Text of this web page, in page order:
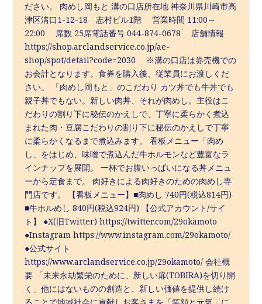
ださい。 肉めし岡もと 溝の口店所在地 神奈川県川崎市高
津区溝口1-12-18 志村ビル1階 営業時間 11:00～
22:00 席数 25席電話番号 044-874-0678 店舗情報
https://shop.arclandservice.co.jp/ae-
shop/spot/detail?code=2030 ※溝の口店は券売機での
お会計となります。食券を購入後、従業員にお渡しくだ
さい。 「肉めし岡もと」のこだわり カツ丼でも牛丼でも
親子丼でもない。新しい肉丼、それが肉めし。主役はこ
だわりの割り下に秘伝のかえしで、丁寧に柔らかく煮込
まれた肉・豆腐こだわりの割り下に秘伝のかえしで丁寧
に柔らかくなるまで煮込みます。 看板メニュー「肉め
し」をはじめ、味噌で煮込んだ牛ホルモンなど豊富なラ
インナップを展開。 一杯でお腹いっぱいになる丼メニュ
ーから定食まで。 肉好きによる肉好きのための肉めし専
門店です。 【看板メニュー】■肉めし 740円(税込814円)
■牛ホルめし 840円(税込924円) 【公式アカウント/サイ
ト】 ●X(旧Twitter) https://twitter.com/29okamoto
●Instagram https://www.instagram.com/29okamoto/
●公式サイト
https://www.arclandservice.co.jp/29okamoto/ 会社概
要 「未来永劫繁栄のために、新しい扉(TOBIRA)を切り開
く」他にはないものの創造と、新しい価値を提供し続け